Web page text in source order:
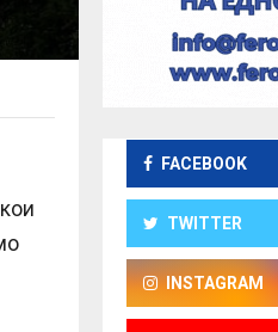
FACEBOOK
TWITTER
INSTAGRAM